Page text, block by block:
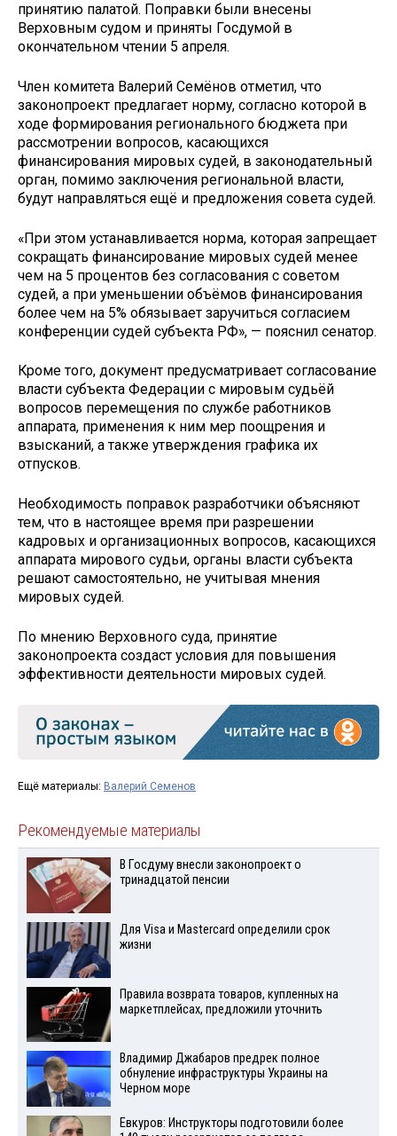
принятию палатой. Поправки были внесены
Верховным судом и приняты Госдумой в
окончательном чтении 5 апреля.
Член комитета Валерий Семёнов отметил, что
законопроект предлагает норму, согласно которой в
ходе формирования регионального бюджета при
рассмотрении вопросов, касающихся
финансирования мировых судей, в законодательный
орган, помимо заключения региональной власти,
будут направляться ещё и предложения совета судей.
«При этом устанавливается норма, которая запрещает
сокращать финансирование мировых судей менее
чем на 5 процентов без согласования с советом
судей, а при уменьшении объёмов финансирования
более чем на 5% обязывает заручиться согласием
конференции судей субъекта РФ», — пояснил сенатор.
Кроме того, документ предусматривает согласование
власти субъекта Федерации с мировым судьёй
вопросов перемещения по службе работников
аппарата, применения к ним мер поощрения и
взысканий, а также утверждения графика их
отпусков.
Необходимость поправок разработчики объясняют
тем, что в настоящее время при разрешении
кадровых и организационных вопросов, касающихся
аппарата мирового судьи, органы власти субъекта
решают самостоятельно, не учитывая мнения
мировых судей.
По мнению Верховного суда, принятие
законопроекта создаст условия для повышения
эффективности деятельности мировых судей.
Ещё материалы: Валерий Семенов
Рекомендуемые материалы
В Госдуму внесли законопроект о
тринадцатой пенсии
Для Visа и Mastercard определили срок
жизни
Правила возврата товаров, купленных на
маркетплейсах, предложили уточнить
Владимир Джабаров предрек полное
обнуление инфраструктуры Украины на
Черном море
Евкуров: Инструкторы подготовили более